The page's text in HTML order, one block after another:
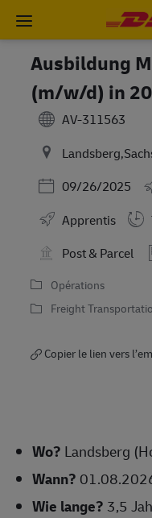
Ausbildung
(m/w/d) in
AV-311563
Posted Date
09/26/2025
Apprentis
Post & Parcel
Opérations
Freight
Copier le lien vers
Wo? Landsberg
Wann?
Wie lange? 3,5